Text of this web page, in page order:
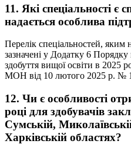
11. Які спеціальності є
надається особлива
Перелік спеціальностей, яким
зазначені у Додатку 6
здобуття вищої освіти в 2025
МОН від 10 лютого 2025 р. №
12. Чи є особливості
році для здобувачів
Сумській,
Харківській областях?